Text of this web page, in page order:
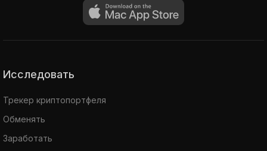
Исследовать
Трекер криптопортфеля
Обменять
Заработать